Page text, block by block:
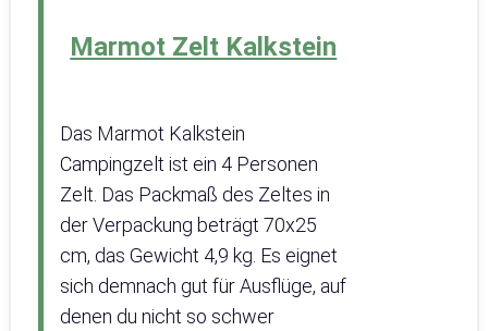
Marmot Zelt Kalkstein
Das Marmot Kalkstein
Campingzelt ist ein 4 Personen
Zelt. Das Packmaß des Zeltes in
der Verpackung beträgt 70x25
cm, das Gewicht 4,9 kg. Es eignet
sich demnach gut für Ausflüge, auf
denen du nicht so schwer